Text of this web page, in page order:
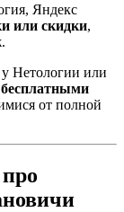
Яндекс
или скидки,
Нетологии или
от полной